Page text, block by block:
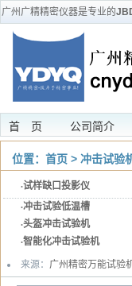
广州广精精密仪器是专业的
首 页 公司简介
位置： 首页 > 冲击试验
·试样缺口投影仪
·冲击试验低温槽
·头盔冲击试验机
·智能化冲击试验机
来源： 广州精密万能试验